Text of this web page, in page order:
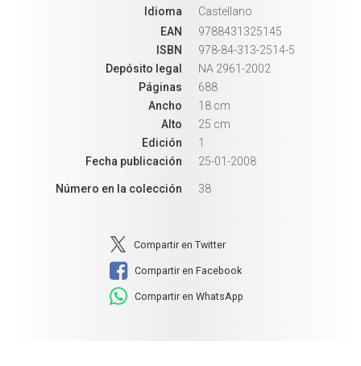
Idioma
Castellano
EAN
9788431325145
ISBN
978-84-313-2514-5
Depósito legal
NA 2961-2002
Páginas
688
Ancho
18 cm
Alto
25 cm
Edición
1
Fecha publicación
25-01-2008
Número en la colección 38
Compartir en Twitter
Compartir en Facebook
Compartir en WhatsApp